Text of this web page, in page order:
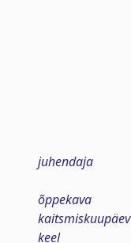
juhendaja
õppekava
kaitsmiskuupäev
keel